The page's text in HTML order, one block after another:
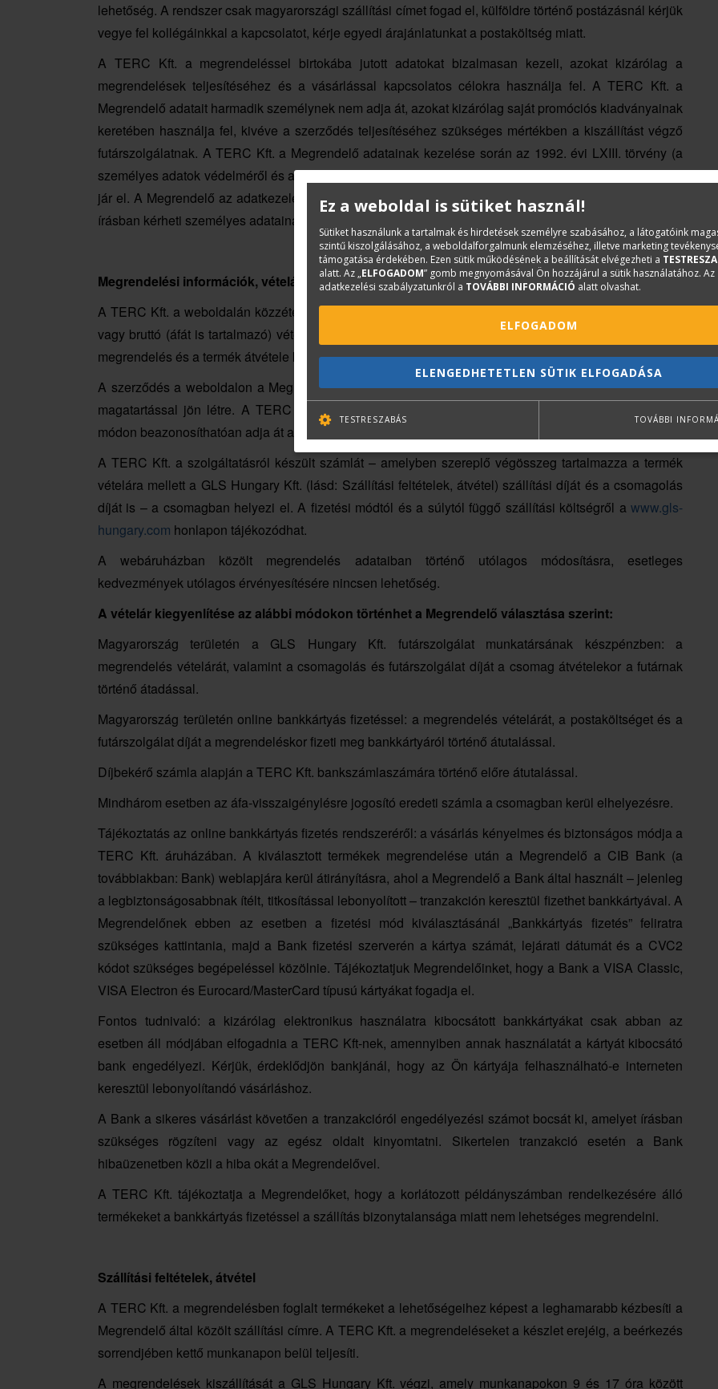
lehetőség. A rendszer csak magyarországi szállítási címet fogad el, külföldre történő postázásnál kérjük
vegye fel kollégáinkkal a kapcsolatot, kérje egyedi árajánlatunkat a postaköltség miatt.
A TERC Kft. a megrendeléssel birtokába jutott adatokat bizalmasan kezeli, azokat kizárólag a
megrendelések teljesítéséhez és a vásárlással kapcsolatos célokra használja fel. A TERC Kft. a
Megrendelő adatait harmadik személynek nem adja át, azokat kizárólag saját promóciós kiadványainak
keretében használja fel, kivéve a szerződés teljesítéséhez szükséges mértékben a kiszállítást végző
futárszolgálatnak. A TERC Kft. a Megrendelő adatainak kezelése során az 1992. évi LXIII. törvény (a
személyes adatok védelméről és a közérdekű adatok nyilvánosságáról) rendelkezéseinek megfelelően
jár el. A Megrendelő az adatkezeléshez történő hozzájárulását bármikor módosíthatja, visszavonhatja,
írásban kérheti személyes adatainak helyesbítését vagy törlését.
Megrendelési információk, vételár, fizetési feltételek
A TERC Kft. a weboldalán közzétett termékek mellett tünteti fel a termékek nettó (áfát nem tartalmazó)
vagy bruttó (áfát is tartalmazó) vételárát. A TERC Kft. vállalja, hogy a termék vételára nem módosul a
megrendelés és a termék átvétele közötti időszakban.
A szerződés a weboldalon a Megrendelő részéről történő megrendelés véglegesítésével való ráutaló
magatartással jön létre. A TERC Kft. a megrendelést megrendelési számon tartja nyilván, és ilyen
módon beazonosíthatóan adja át a Megrendelőnek a terméket.
A TERC Kft. a szolgáltatásról készült számlát – amelyben szereplő végösszeg tartalmazza a termék
vételára mellett a GLS Hungary Kft. (lásd: Szállítási feltételek, átvétel) szállítási díját és a csomagolás
díját is – a csomagban helyezi el. A fizetési módtól és a súlytól függő szállítási költségről a www.gls-
hungary.com honlapon tájékozódhat.
A webáruházban közölt megrendelés adataiban történő utólagos módosításra, esetleges
kedvezmények utólagos érvényesítésére nincsen lehetőség.
A vételár kiegyenlítése az alábbi módokon történhet a Megrendelő választása szerint:
Magyarország területén a GLS Hungary Kft. futárszolgálat munkatársának készpénzben: a
megrendelés vételárát, valamint a csomagolás és futárszolgálat díját a csomag átvételekor a futárnak
történő átadással.
Magyarország területén online bankkártyás fizetéssel: a megrendelés vételárát, a postaköltséget és a
futárszolgálat díját a megrendeléskor fizeti meg bankkártyáról történő átutalással.
Díjbekérő számla alapján a TERC Kft. bankszámlaszámára történő előre átutalással.
Mindhárom esetben az áfa-visszaigénylésre jogosító eredeti számla a csomagban kerül elhelyezésre.
Tájékoztatás az online bankkártyás fizetés rendszeréről: a vásárlás kényelmes és biztonságos módja a
TERC Kft. áruházában. A kiválasztott termékek megrendelése után a Megrendelő a CIB Bank (a
továbbiakban: Bank) weblapjára kerül átirányításra, ahol a Megrendelő a Bank által használt – jelenleg
a legbiztonságosabbnak ítélt, titkosítással lebonyolított – tranzakción keresztül fizethet bankkártyával. A
Megrendelőnek ebben az esetben a fizetési mód kiválasztásánál „Bankkártyás fizetés” feliratra
szükséges kattintania, majd a Bank fizetési szerverén a kártya számát, lejárati dátumát és a CVC2
kódot szükséges begépeléssel közölnie. Tájékoztatjuk Megrendelőinket, hogy a Bank a VISA Classic,
VISA Electron és Eurocard/MasterCard típusú kártyákat fogadja el.
Fontos tudnivaló: a kizárólag elektronikus használatra kibocsátott bankkártyákat csak abban az
esetben áll módjában elfogadnia a TERC Kft-nek, amennyiben annak használatát a kártyát kibocsátó
bank engedélyezi. Kérjük, érdeklődjön bankjánál, hogy az Ön kártyája felhasználható-e interneten
keresztül lebonyolítandó vásárláshoz.
A Bank a sikeres vásárlást követően a tranzakcióról engedélyezési számot bocsát ki, amelyet írásban
szükséges rögzíteni vagy az egész oldalt kinyomtatni. Sikertelen tranzakció esetén a Bank
hibaüzenetben közli a hiba okát a Megrendelővel.
A TERC Kft. tájékoztatja a Megrendelőket, hogy a korlátozott példányszámban rendelkezésére álló
termékeket a bankkártyás fizetéssel a szállítás bizonytalansága miatt nem lehetséges megrendelni.
Szállítási feltételek, átvétel
A TERC Kft. a megrendelésben foglalt termékeket a lehetőségeihez képest a leghamarabb kézbesíti a
Megrendelő által közölt szállítási címre. A TERC Kft. a megrendeléseket a készlet erejéig, a beérkezés
sorrendjében kettő munkanapon belül teljesíti.
A megrendelések kiszállítását a GLS Hungary Kft. végzi, amely munkanapokon 9 és 17 óra között
Ez a weboldal is sütiket használ!
Sütiket használunk a tartalmak és hirdetések személyre szabásához, a látogatóink
szintű kiszolgálásához, a weboldalforgalmunk elemzéséhez, illetve marketing
támogatása érdekében. Ezen sütik működésének a beállítását elvégezheti a
alatt. Az „ELFOGADOM” gomb megnyomásával Ön hozzájárul a sütik használatához. Az
adatkezelési szabályzatunkról a TOVÁBBI INFORMÁCIÓ alatt olvashat.
ELFOGADOM
ELENGEDHETETLEN SÜTIK ELFOGADÁSA
TESTRESZABÁS TOVÁBBI